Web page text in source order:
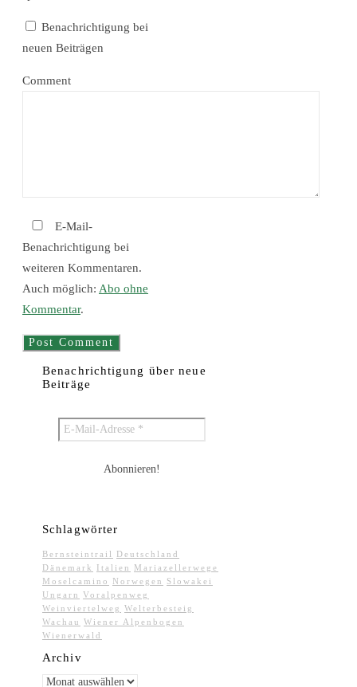
Benachrichtigung bei
neuen Beiträgen
Comment
E-Mail-
Benachrichtigung bei
weiteren Kommentaren.
Auch möglich: Abo ohne
Kommentar.
Benachrichtigung über neue
Beiträge
Schlagwörter
Bernsteintrail
Deutschland
Dänemark
Italien
Mariazellerwege
Moselcamino
Norwegen
Slowakei
Ungarn Voralpenweg
Weinviertelweg Welterbesteig
Wachau Wiener Alpenbogen
Wienerwald
Archiv
Archiv